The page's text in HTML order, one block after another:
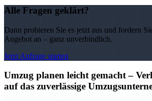
Alle Fragen geklärt?
Dann probieren Sie es jetzt aus und fordern
Angebot an – ganz unverbindlich.
Jetzt Anfrage starten
Umzug planen leicht gemacht –
auf das zuverlässige